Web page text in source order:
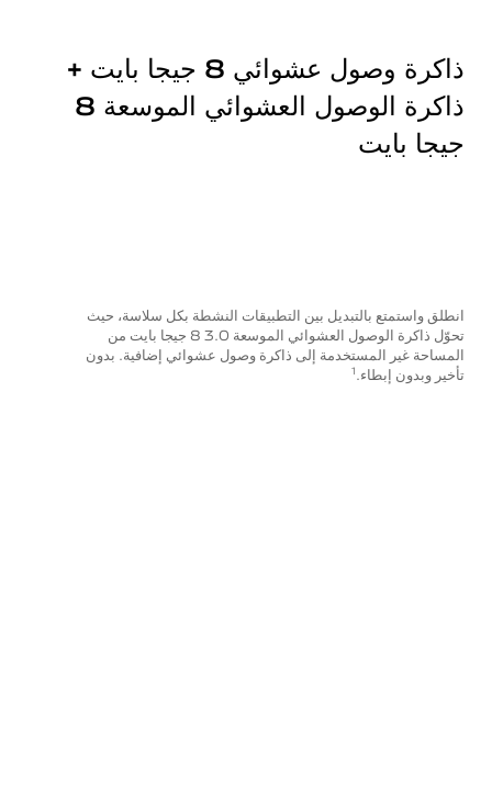
ذاكرة وصول عشوائي 8 جيجا بايت +
ذاكرة الوصول العشوائي الموسعة 8
جيجا بايت
انطلق واستمتع بالتبديل بين التطبيقات النشطة بكل سلاسة، حيث
تحوّل ذاكرة الوصول العشوائي الموسعة 3.0 8 جيجا بايت من
المساحة غير المستخدمة إلى ذاكرة وصول عشوائي إضافية. بدون
تأخير وبدون إبطاء.1